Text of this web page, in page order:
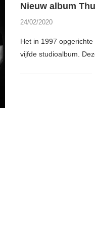
Nieuw album
24/02/2020
Het in 1997
vijfde studioalbum.